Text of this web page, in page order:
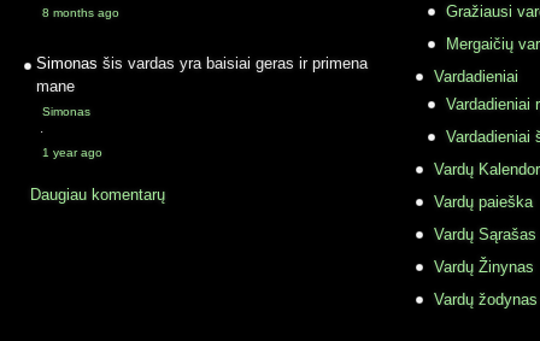
8 months ago
Simonas šis vardas yra baisiai geras ir primena
mane
Simonas
·
1 year ago
Daugiau komentarų
Gražiausi
Mergaičių
Vardadieniai
Vardadieniai
Vardadieniai
Vardų
Vardų paieška
Vardų Sąrašas
Vardų Žinynas
Vardų